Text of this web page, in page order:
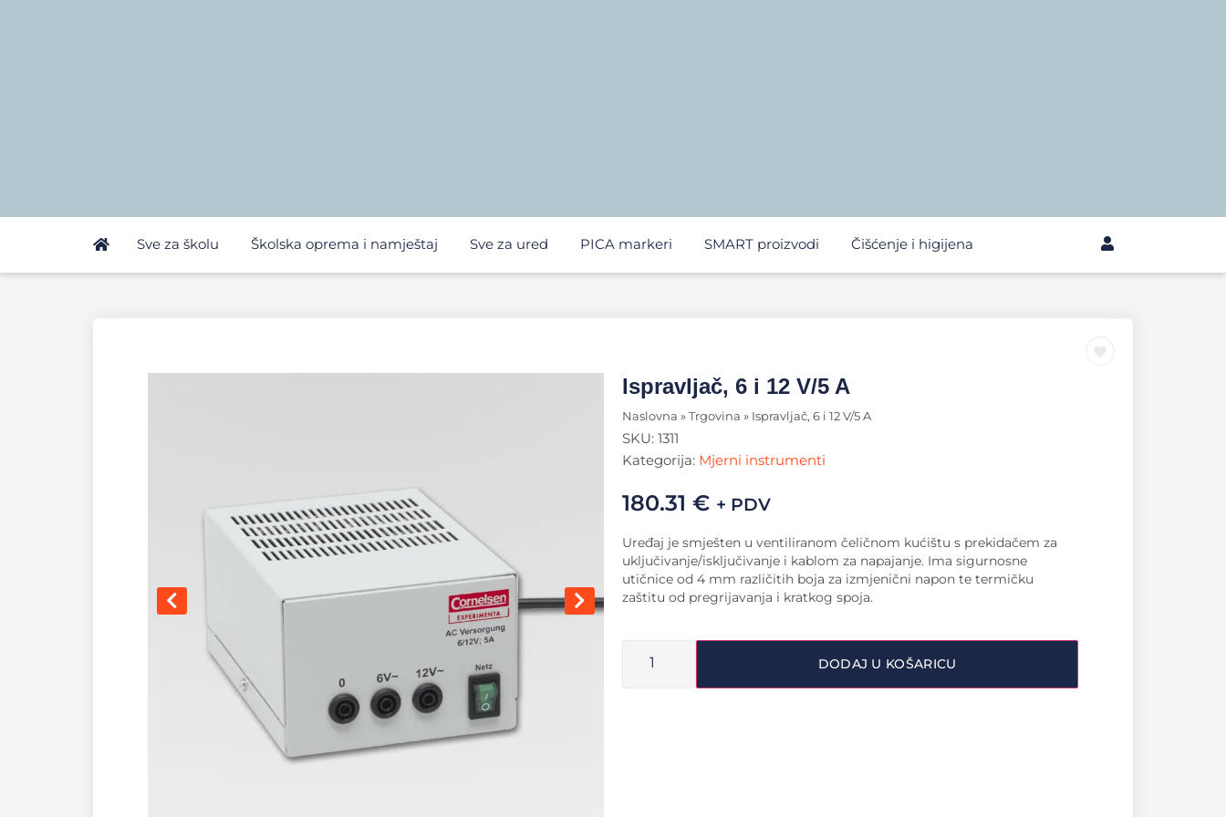
Sve za školu Školska oprema i namještaj Sve za ured PICA markeri SMART proizvodi Čišćenje i higijena
Ispravljač, 6 i 12 V/5 A
Naslovna » Trgovina » Ispravljač, 6 i 12 V/5 A
SKU: 1311
Kategorija: Mjerni instrumenti
180.31 € + PDV
Uređaj je smješten u ventiliranom čeličnom kućištu s prekidačem za
uključivanje/isključivanje i kablom za napajanje. Ima sigurnosne
utičnice od 4 mm različitih boja za izmjenični napon te termičku
zaštitu od pregrijavanja i kratkog spoja.
DODAJ U KOŠARICU